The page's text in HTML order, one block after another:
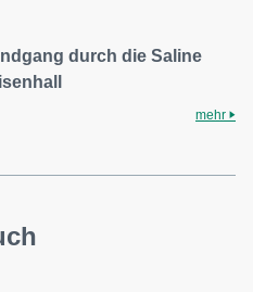
durch die Saline
mehr